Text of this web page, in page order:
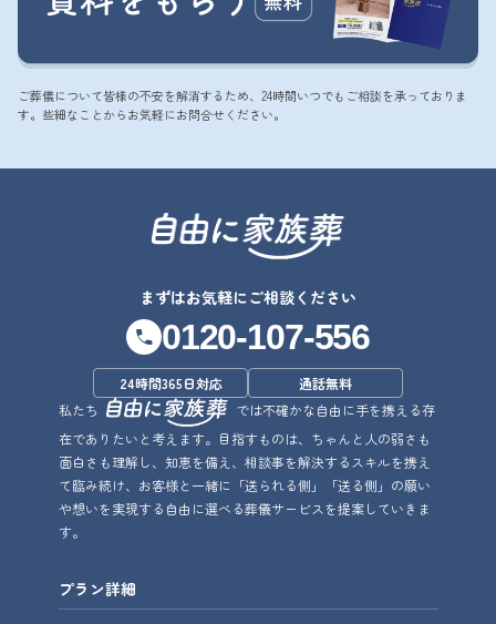
ご葬儀について皆様の不安を解消するため、24時間いつでもご相談を承っておりま
す。些細なことからお気軽にお問合せください。
まずはお気軽にご相談ください
0120-107-556
24時間365日対応
通話無料
私たち
では不確かな自由に手を携える存
在でありたいと考えます。目指すものは、ちゃんと人の弱さも
面白さも理解し、知恵を備え、相談事を解決するスキルを携え
て臨み続け、お客様と一緒に「送られる側」「送る側」の願い
や想いを実現する自由に選べる葬儀サービスを提案していきま
す。
プラン詳細